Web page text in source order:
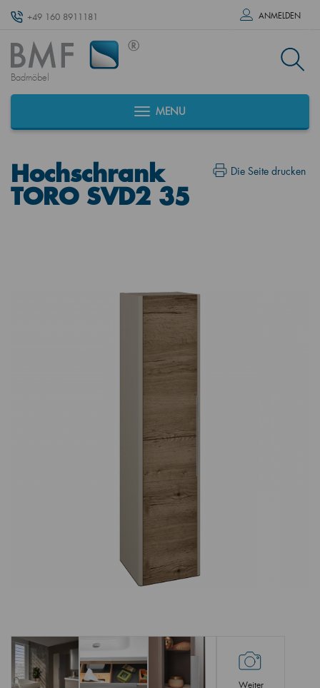
+49 160 8911181 ANMELDEN
Badmöbel
MENU
Die Seite drucken
Hochschrank
TORO SVD2 35
Weiter